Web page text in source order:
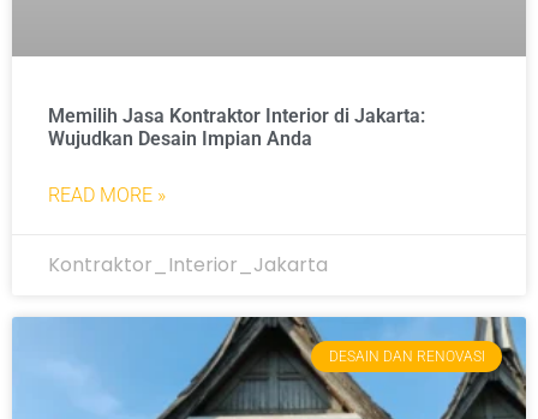
Memilih Jasa Kontraktor Interior di Jakarta:
Wujudkan Desain Impian Anda
READ MORE »
Kontraktor_Interior_Jakarta
DESAIN DAN RENOVASI